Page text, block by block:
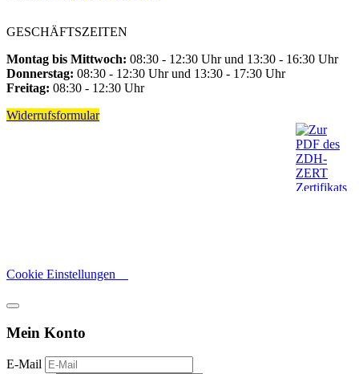
GESCHÄFTSZEITEN
Montag bis Mittwoch: 08:30 - 12:30 Uhr und 13:30 - 16:30 Uhr
Donnerstag: 08:30 - 12:30 Uhr und 13:30 - 17:30 Uhr
Freitag: 08:30 - 12:30 Uhr
Widerrufsformular
Cookie Einstellungen
Mein Konto
E-Mail